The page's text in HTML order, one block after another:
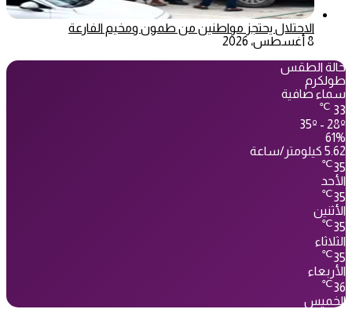
الاحتلال يحتجز مواطنين من طمون ومخيم الفارعة
8 أغسطس، 2026
حالة الطقس
طولكرم
سماء صافية
33
℃
35º - 28º
61%
5.62 كيلومتر/ساعة
35
℃
الأحد
35
℃
الأثنين
35
℃
الثلاثاء
35
℃
الأربعاء
36
℃
الخميس